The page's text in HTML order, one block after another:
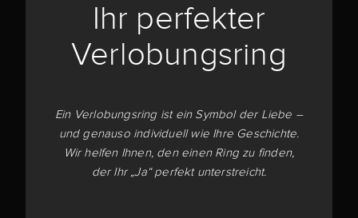
Ihr perfekter
Verlobungsring
Ein Verlobungsring ist ein Symbol der Liebe –
und genauso individuell wie Ihre Geschichte.
Wir helfen Ihnen, den einen Ring zu finden,
der Ihr „Ja“ perfekt unterstreicht.